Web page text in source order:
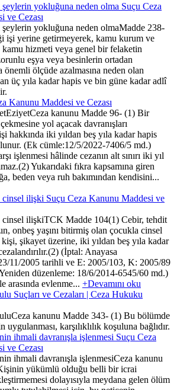
yokluğuna neden olma Suçu Ceza
ve Cezası
yokluğuna neden olmaMadde 238-
işi yerine getirmeyerek, kamu kurum ve
kamu hizmeti veya genel bir felaketin
eşya veya besinlerin ortadan
önemli ölçüde azalmasına neden olan
üç yıla kadar hapis ve bin güne kadar adlî
Kanunu Maddesi ve Cezası
kanunu Madde 96- (1) Bir
yol açacak davranışları
hakkında iki yıldan beş yıla kadar hapis
(Ek cümle:12/5/2022-7406/5 md.)
işlenmesi hâlinde cezanın alt sınırı iki yıl
Yukarıdaki fıkra kapsamına giren
beden veya ruh bakımından kendisini...
cinsel ilişki Suçu Ceza Kanunu Maddesi ve
cinsel ilişkiTCK Madde 104(1) Cebir, tehdit
onbeş yaşını bitirmiş olan çocukla cinsel
şikayet üzerine, iki yıldan beş yıla kadar
(İptal: Anayasa
11/2005 tarihli ve E: 2005/103, K: 2005/89
Yeniden düzenleme: 18/6/2014-6545/60 md.)
arasında evlenme... +Devamını oku
Suçları ve Cezaları | Ceza Hukuku
kanunu Madde 343- (1) Bu bölümde
uygulanması, karşılıklılık koşuluna bağlıdır.
ihmali davranışla işlenmesi Suçu Ceza
ve Cezası
ihmali davranışla işlenmesiCeza kanunu
yükümlü olduğu belli bir icrai
dolayısıyla meydana gelen ölüm